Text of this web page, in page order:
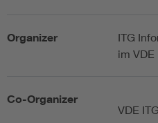
Organizer
ITG
im VDE
Co-Organizer
VDE